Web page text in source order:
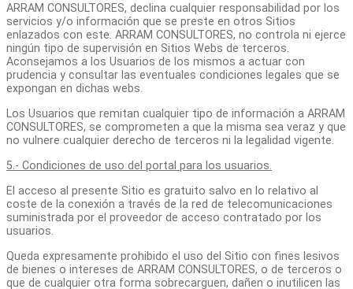
ARRAM CONSULTORES, declina cualquier responsabilidad por los
servicios y/o información que se preste en otros Sitios
enlazados con este. ARRAM CONSULTORES, no controla ni ejerce
ningún tipo de supervisión en Sitios Webs de terceros.
Aconsejamos a los Usuarios de los mismos a actuar con
prudencia y consultar las eventuales condiciones legales que se
expongan en dichas webs.
Los Usuarios que remitan cualquier tipo de información a ARRAM
CONSULTORES, se comprometen a que la misma sea veraz y que
no vulnere cualquier derecho de terceros ni la legalidad vigente.
5.- Condiciones de uso del portal para los usuarios.
El acceso al presente Sitio es gratuito salvo en lo relativo al
coste de la conexión a través de la red de telecomunicaciones
suministrada por el proveedor de acceso contratado por los
usuarios.
Queda expresamente prohibido el uso del Sitio con fines lesivos
de bienes o intereses de ARRAM CONSULTORES, o de terceros o
que de cualquier otra forma sobrecarguen, dañen o inutilicen las